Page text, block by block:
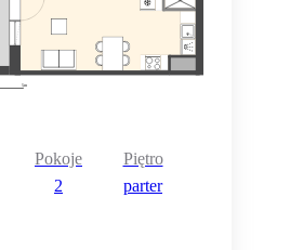
Pokoje
2
Piętro
parter